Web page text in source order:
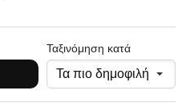
Ταξινόμηση κατά